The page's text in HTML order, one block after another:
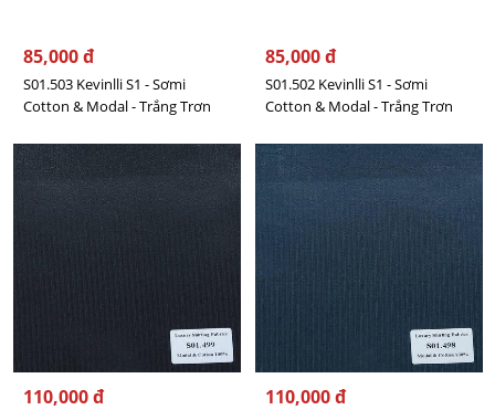
85,000 đ
S01.503 Kevinlli S1 - Sơmi
Cotton & Modal - Trắng Trơn
85,000 đ
S01.502 Kevinlli S1 - Sơmi
Cotton & Modal - Trắng Trơn
110,000 đ 110,000 đ